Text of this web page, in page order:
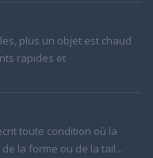
plus un objet est chaud
rapides et
toute condition où la
la forme ou de la tail...